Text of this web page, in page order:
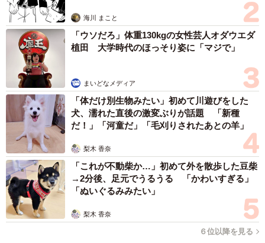
海川 まこと
「ウソだろ」体重130kgの女性芸人オダウエダ
植田 大学時代のほっそり姿に「マジで」
まいどなメディア
「体だけ別生物みたい」初めて川遊びをした
犬、濡れた直後の激変ぶりが話題 「新種
だ！」「河童だ」「毛刈りされたあとの羊」
梨木 香奈
「これが不動柴か…」初めて外を散歩した豆柴
→2分後、足元でうるうる 「かわいすぎる」
「ぬいぐるみみたい」
梨木 香奈
６位以降を見る